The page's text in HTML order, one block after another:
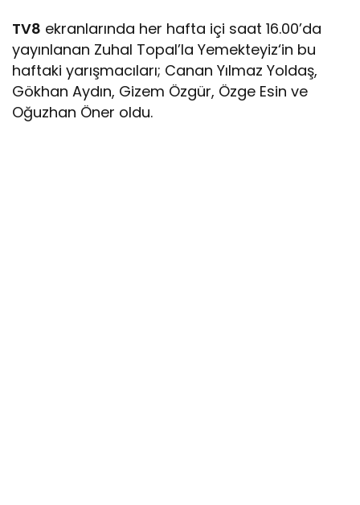
TV8 ekranlarında her hafta içi saat 16.00’da
yayınlanan Zuhal Topal’la Yemekteyiz‘in bu
haftaki yarışmacıları; Canan Yılmaz Yoldaş,
Gökhan Aydın, Gizem Özgür, Özge Esin ve
Oğuzhan Öner oldu.